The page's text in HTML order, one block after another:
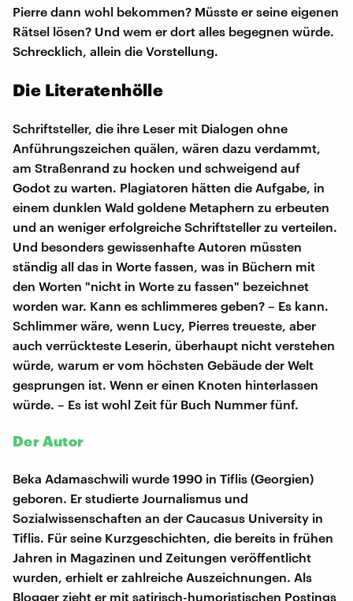
Pierre dann wohl bekommen? Müsste er seine eigenen
Rätsel lösen? Und wem er dort alles begegnen würde.
Schrecklich, allein die Vorstellung.
Die Literatenhölle
Schriftsteller, die ihre Leser mit Dialogen ohne
Anführungszeichen quälen, wären dazu verdammt,
am Straßenrand zu hocken und schweigend auf
Godot zu warten. Plagiatoren hätten die Aufgabe, in
einem dunklen Wald goldene Metaphern zu erbeuten
und an weniger erfolgreiche Schriftsteller zu verteilen.
Und besonders gewissenhafte Autoren müssten
ständig all das in Worte fassen, was in Büchern mit
den Worten "nicht in Worte zu fassen" bezeichnet
worden war. Kann es schlimmeres geben? – Es kann.
Schlimmer wäre, wenn Lucy, Pierres treueste, aber
auch verrückteste Leserin, überhaupt nicht verstehen
würde, warum er vom höchsten Gebäude der Welt
gesprungen ist. Wenn er einen Knoten hinterlassen
würde. – Es ist wohl Zeit für Buch Nummer fünf.
Der Autor
Beka Adamaschwili wurde 1990 in Tiflis (Georgien)
geboren. Er studierte Journalismus und
Sozialwissenschaften an der Caucasus University in
Tiflis. Für seine Kurzgeschichten, die bereits in frühen
Jahren in Magazinen und Zeitungen veröffentlicht
wurden, erhielt er zahlreiche Auszeichnungen. Als
Blogger zieht er mit satirisch-humoristischen Postings